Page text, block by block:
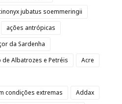
jubatus soemmeringii
ações antrópicas
da Sardenha
Albatrozes e Petréis
Acre
condições extremas
Addax